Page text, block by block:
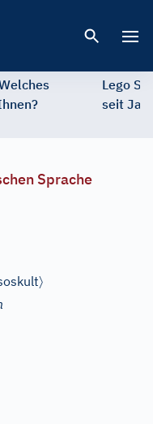
Lego
seit
Sprache
〉